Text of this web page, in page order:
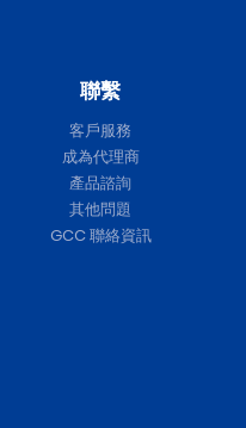
聯繫
客戶服務
成為代理商
產品諮詢
其他問題
GCC 聯絡資訊